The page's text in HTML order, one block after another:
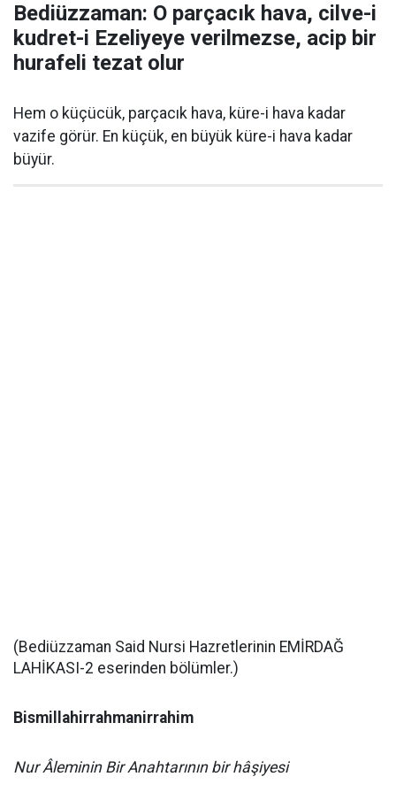
Bediüzzaman: O parçacık hava, cilve-i
kudret-i Ezeliyeye verilmezse, acip bir
hurafeli tezat olur
Hem o küçücük, parçacık hava, küre-i hava kadar
vazife görür. En küçük, en büyük küre-i hava kadar
büyür.
(Bediüzzaman Said Nursi Hazretlerinin EMİRDAĞ
LAHİKASI-2 eserinden bölümler.)
Bismillahirrahmanirrahim
Nur Âleminin Bir Anahtarının bir hâşiyesi